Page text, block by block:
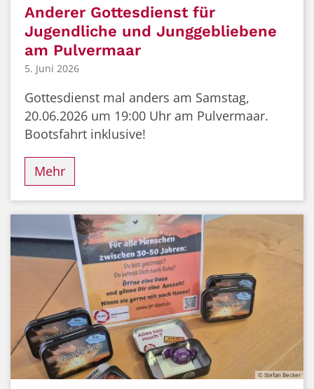
Anderer Gottesdienst für
Jugendliche und Junggebliebene
am Pulvermaar
5. Juni 2026
Gottesdienst mal anders am Samstag,
20.06.2026 um 19:00 Uhr am Pulvermaar.
Bootsfahrt inklusive!
Mehr
© Stefan Becker